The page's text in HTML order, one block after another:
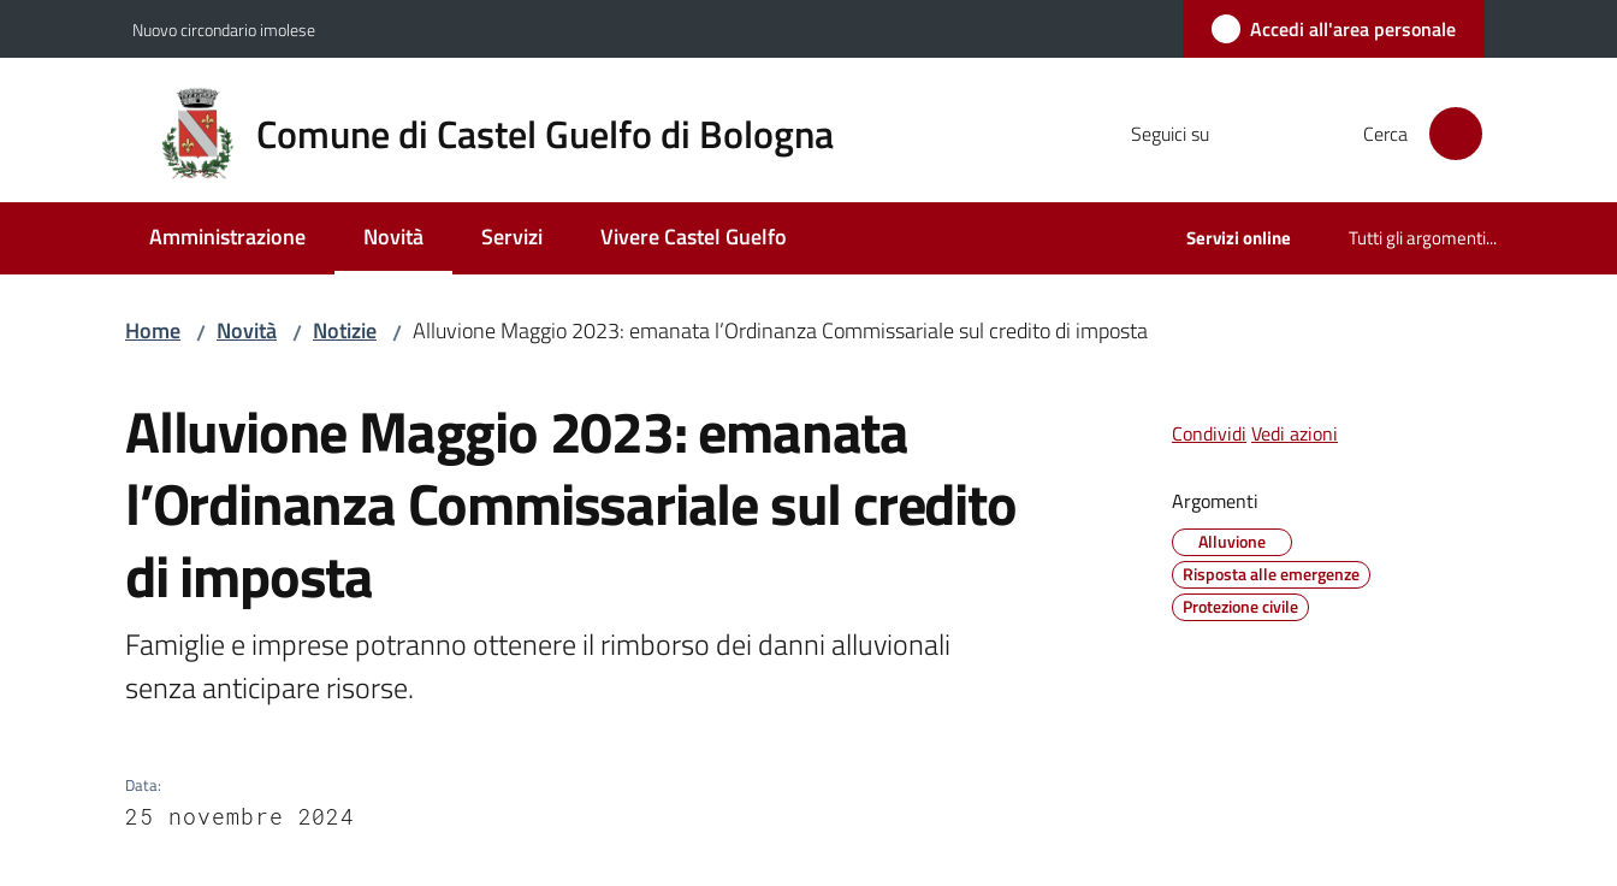
Nuovo circondario imolese Accedi all'area personale
Comune di Castel Guelfo di Bologna Seguici su Cerca
Amministrazione Novità
Menu selezionato
Servizi Vivere Castel Guelfo Servizi online Tutti gli argomenti...
Home / Novità / Notizie / Alluvione Maggio 2023: emanata l’Ordinanza Commissariale sul credito di imposta
Alluvione Maggio 2023: emanata
l’Ordinanza Commissariale sul credito
di imposta
Famiglie e imprese potranno ottenere il rimborso dei danni alluvionali
senza anticipare risorse.
Data:
25 novembre 2024
Condividi Vedi azioni
Argomenti
Alluvione
Risposta alle emergenze
Protezione civile